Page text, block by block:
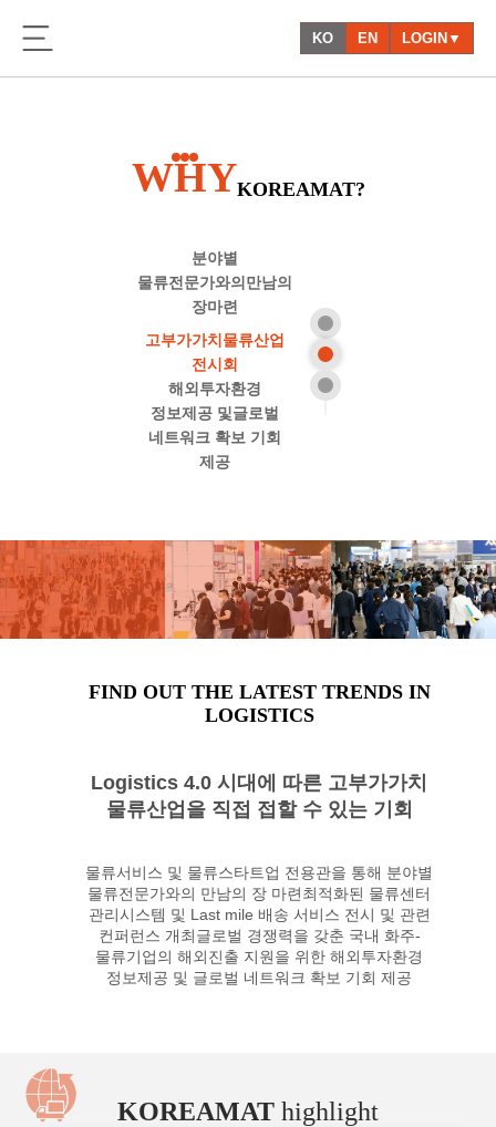
KO EN LOGIN▼
WHYKOREAMAT?
분야별
물류전문가와의 만남의
장마련
고부가가치 물류산업
전시회
해외투자환경
정보제공 및글로벌
네트워크 확보 기회
제공
FIND OUT THE LATEST TRENDS IN
LOGISTICS
Logistics 4.0 시대에 따른 고부가가치
물류산업을 직접 접할 수 있는 기회
물류서비스 및 물류스타트업 전용관을 통해 분야별
물류전문가와의 만남의 장 마련최적화된 물류센터
관리시스템 및 Last mile 배송 서비스 전시 및 관련
컨퍼런스 개최글로벌 경쟁력을 갖춘 국내 화주-
물류기업의 해외진출 지원을 위한 해외투자환경
KOREAMAT highlight